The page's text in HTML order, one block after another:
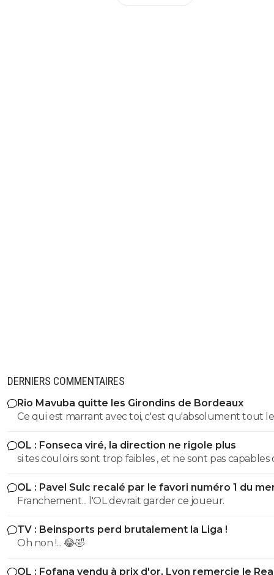
DERNIERS COMMENTAIRES
Rio Mavuba quitte les Girondins de Bordeaux
Ce qui est marrant avec toi, c'est qu'absolument tout
clubs font des erreurs SAUF un seul!!! T'es un sketch
OL : Fonseca viré, la direction ne rigole plus
si tes couloirs sont trop faibles , et ne sont pas capables
faire reculer l'adversaire, tu es en difficulté
c'est ce qu'il s'est passé contre le Betis. Donc il a voulu
de la densité dans le coeur du jeu, et donner de
Openda. On peut dire ce qu'on veut,
OL : Pavel Sulc recalé par le favori numéro 1 du
Franchement... l'OL devrait garder ce joueur.
TV : Beinsports perd brutalement la Liga !
Oh non !... 😂🤣
OL : Fofana vendu à prix d'or, Lyon remercie le